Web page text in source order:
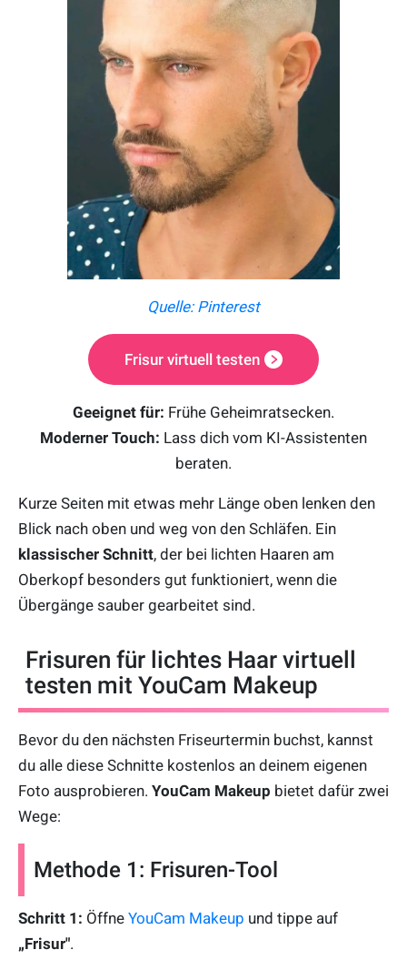
Quelle: Pinterest
Frisur virtuell testen
Geeignet für: Frühe Geheimratsecken.
Moderner Touch: Lass dich vom KI-Assistenten
beraten.
Kurze Seiten mit etwas mehr Länge oben lenken den
Blick nach oben und weg von den Schläfen. Ein
klassischer Schnitt, der bei lichten Haaren am
Oberkopf besonders gut funktioniert, wenn die
Übergänge sauber gearbeitet sind.
Frisuren für lichtes Haar virtuell
testen mit YouCam Makeup
Bevor du den nächsten Friseurtermin buchst, kannst
du alle diese Schnitte kostenlos an deinem eigenen
Foto ausprobieren. YouCam Makeup bietet dafür zwei
Wege:
Methode 1: Frisuren-Tool
Schritt 1: Öffne YouCam Makeup und tippe auf
„Frisur".